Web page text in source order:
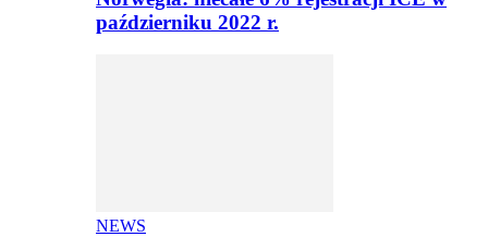
październiku 2022 r.
NEWS